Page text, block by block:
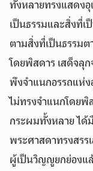
ทั้งหลายทรงแสดง
เป็นธรรมและสิ่งที่
ตามสิ่งที่เป็นธรรมต
โดยพิสดาร เสด็จลุก
พึงจำแนกอรรถแห่
ไม่ทรงจำแนกโดยพิ
กระผมทั้งหลาย ได้
พระศาสดาทรงสรร
ผู้เป็นวิญญูยกย่องแ